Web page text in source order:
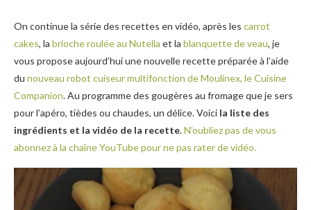
On continue la série des recettes en vidéo, après les carrot
cakes, la brioche roulée au Nutella et la blanquette de veau, je
vous propose aujourd’hui une nouvelle recette préparée à l’aide
du nouveau robot cuiseur multifonction de Moulinex, le Cuisine
Companion. Au programme des gougères au fromage que je sers
pour l’apéro, tièdes ou chaudes, un délice. Voici la liste des
ingrédients et la vidéo de la recette.N’oubliez pas de vous
abonnez à la chaîne YouTube pour ne pas rater de vidéo.